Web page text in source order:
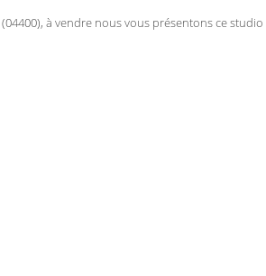
(04400), à vendre nous vous présentons ce studio